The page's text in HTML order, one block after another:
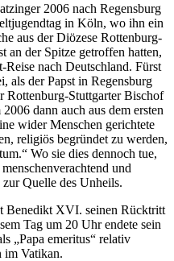
2006 nach Regensburg
in Köln, wo ihn ein
aus der Diözese Rottenburg-
an der Spitze getroffen hatten,
Reise nach Deutschland. Fürst
als der Papst in Regensburg
Rottenburg-Stuttgarter Bischof
dann auch aus dem ersten
wider Menschen gerichtete
religiös begründet zu werden,
Wo sie dies dennoch tue,
und
Quelle des Unheils.
Benedikt XVI. seinen Rücktritt
Tag um 20 Uhr endete sein
„Papa emeritus“ relativ
im Vatikan.